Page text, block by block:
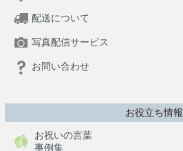
配送について
写真配信サービス
お問い合わせ
お役立ち情報
お祝いの言葉
事例集